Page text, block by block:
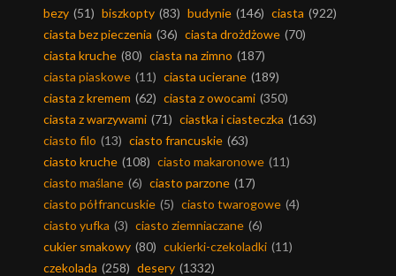
bezy (51) biszkopty (83) budynie (146) ciasta (922)
ciasta bez pieczenia (36) ciasta drożdżowe (70)
ciasta kruche (80) ciasta na zimno (187)
ciasta piaskowe (11) ciasta ucierane (189)
ciasta z kremem (62) ciasta z owocami (350)
ciasta z warzywami (71) ciastka i ciasteczka (163)
ciasto filo (13) ciasto francuskie (63)
ciasto kruche (108) ciasto makaronowe (11)
ciasto maślane (6) ciasto parzone (17)
ciasto półfrancuskie (5) ciasto twarogowe (4)
ciasto yufka (3) ciasto ziemniaczane (6)
cukier smakowy (80) cukierki-czekoladki (11)
czekolada (258) desery (1332)